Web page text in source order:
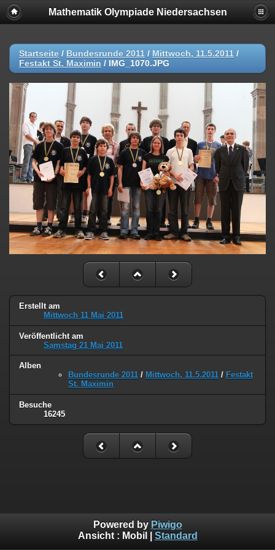
Mathematik Olympiade Niedersachsen
Startseite / Bundesrunde 2011 / Mittwoch, 11.5.2011 /
Festakt St. Maximin / IMG_1070.JPG
Erstellt am
Mittwoch 11 Mai 2011
Veröffentlicht am
Samstag 21 Mai 2011
Alben
Bundesrunde 2011 / Mittwoch, 11.5.2011 / Festakt
St. Maximin
Besuche
16245
Powered by Piwigo
Ansicht : Mobil Standard